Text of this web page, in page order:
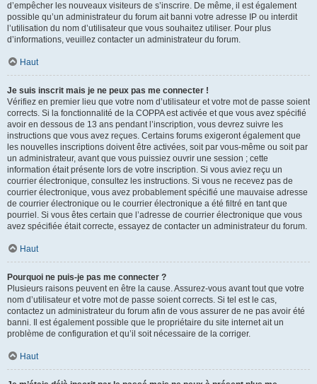
d’empêcher les nouveaux visiteurs de s’inscrire. De même, il est également
possible qu’un administrateur du forum ait banni votre adresse IP ou interdit
l’utilisation du nom d’utilisateur que vous souhaitez utiliser. Pour plus
d’informations, veuillez contacter un administrateur du forum.
Haut
Je suis inscrit mais je ne peux pas me connecter !
Vérifiez en premier lieu que votre nom d’utilisateur et votre mot de passe soient
corrects. Si la fonctionnalité de la COPPA est activée et que vous avez spécifié
avoir en dessous de 13 ans pendant l’inscription, vous devrez suivre les
instructions que vous avez reçues. Certains forums exigeront également que
les nouvelles inscriptions doivent être activées, soit par vous-même ou soit par
un administrateur, avant que vous puissiez ouvrir une session ; cette
information était présente lors de votre inscription. Si vous aviez reçu un
courrier électronique, consultez les instructions. Si vous ne recevez pas de
courrier électronique, vous avez probablement spécifié une mauvaise adresse
de courrier électronique ou le courrier électronique a été filtré en tant que
pourriel. Si vous êtes certain que l’adresse de courrier électronique que vous
avez spécifiée était correcte, essayez de contacter un administrateur du forum.
Haut
Pourquoi ne puis-je pas me connecter ?
Plusieurs raisons peuvent en être la cause. Assurez-vous avant tout que votre
nom d’utilisateur et votre mot de passe soient corrects. Si tel est le cas,
contactez un administrateur du forum afin de vous assurer de ne pas avoir été
banni. Il est également possible que le propriétaire du site internet ait un
problème de configuration et qu’il soit nécessaire de la corriger.
Haut